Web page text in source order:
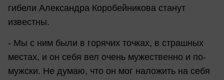
гибели Александра Коробейникова станут
известны.
- Мы с ним были в горячих точках, в страшных
местах, и он себя вел очень мужественно и по-
мужски. Не думаю, что он мог наложить на себя